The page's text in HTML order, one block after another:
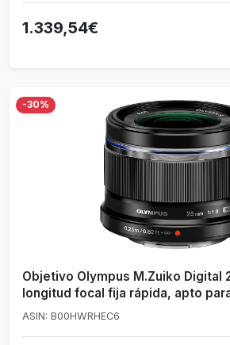
1.339,54€
-30%
Objetivo Olympus M.Zuiko Digital
longitud focal fija rápida, apto
cámaras MFT (modelos Olympus
ASIN: B00HWRHEC6